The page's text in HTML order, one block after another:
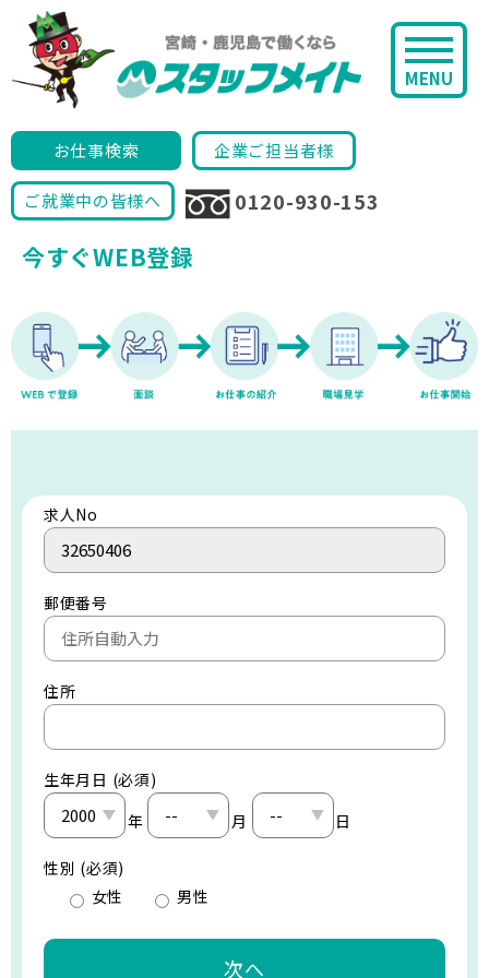
お仕事検索 企業ご担当者様
ご就業中の皆様へ 0120-930-153
MENU
今すぐWEB登録
求人No
郵便番号
住所
生年月日 (必須)
年
月 日
性別 (必須)
女性
男性
次へ